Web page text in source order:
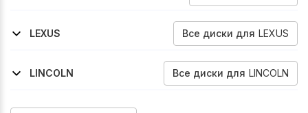
2013-2019
LEXUS
Все диски для LEXUS
2015-2018
2012-2015
2010-2012
2022-2026
2023-2026
LINCOLN
Все диски для LINCOLN